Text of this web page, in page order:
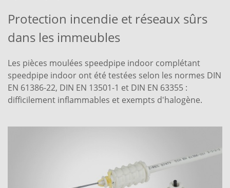
Protection incendie et réseaux sûrs
dans les immeubles
Les pièces moulées speedpipe indoor complétant
speedpipe indoor ont été testées selon les normes DIN
EN 61386-22, DIN EN 13501-1 et DIN EN 63355 :
difficilement inflammables et exempts d'halogène.